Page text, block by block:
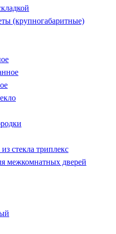
(крупногабаритные)
стекла триплекс
межкомнатных дверей